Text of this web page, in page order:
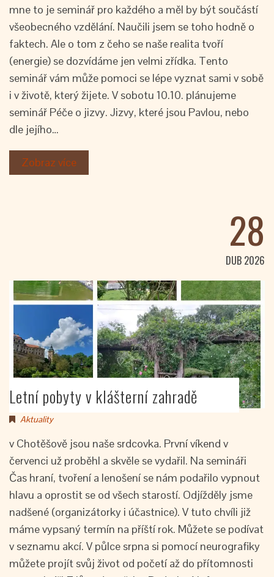
mne to je seminář pro každého a měl by být součástí
všeobecného vzdělání. Naučili jsem se toho hodně o
faktech. Ale o tom z čeho se naše realita tvoří
(energie) se dozvídáme jen velmi zřídka. Tento
seminář vám může pomoci se lépe vyznat sami v sobě
i v životě, který žijete. V sobotu 10.10. plánujeme
seminář Péče o jizvy. Jizvy, které jsou Pavlou, nebo
dle jejího…
Zobraz více
28
DUB 2026
Letní pobyty v klášterní zahradě
Aktuality
v Chotěšově jsou naše srdcovka. První víkend v
červenci už proběhl a skvěle se vydařil. Na semináři
Čas hraní, tvoření a lenošení se nám podařilo vypnout
hlavu a oprostit se od všech starostí. Odjížděly jsme
nadšené (organizátorky i účastnice). V tuto chvíli již
máme vypsaný termín na příští rok. Můžete se podívat
v seznamu akcí. V půlce srpna si pomocí neurografiky
můžete projít svůj život od početí až do přítomnosti